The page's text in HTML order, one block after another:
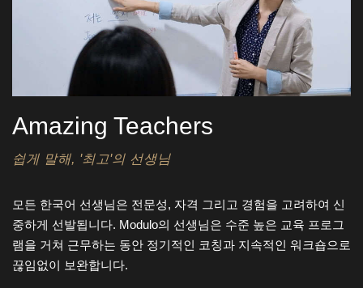
Amazing Teachers
쉽게 말해, '최고'의 선생님
모든 한국어 선생님은 전문성, 자격 그리고 경험을 고려하여 신
중하게 선발됩니다. Modulo의 선생님은 수준 높은 교육 프로그
램을 거쳐 근무하는 동안 정기적인 코칭과 지속적인 워크숍으로
끊임없이 보완합니다.